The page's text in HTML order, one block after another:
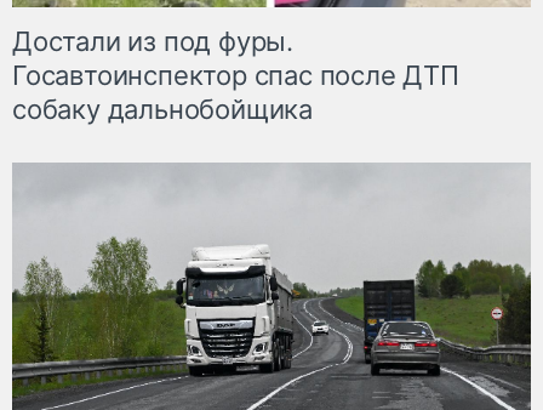
Достали из под фуры.
Госавтоинспектор спас после ДТП
собаку дальнобойщика